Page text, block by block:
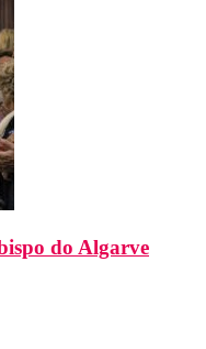
do Algarve